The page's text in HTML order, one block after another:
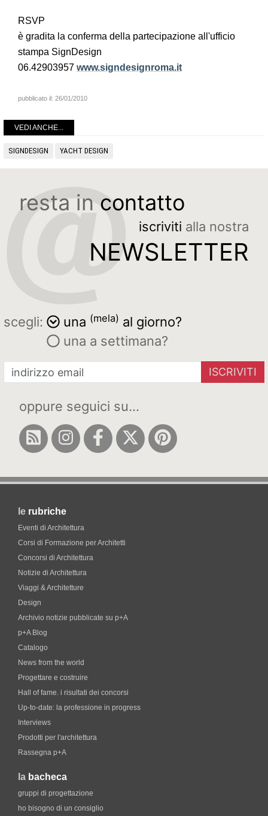
RSVP
è gradita la conferma della partecipazione all'ufficio
stampa SignDesign
06.42903957 www.signdesignroma.it
pubblicato il: 26/01/2010
VEDI ANCHE...
SIGNDESIGN YACHT DESIGN
resta in contatto
iscriviti alla nostra
NEWSLETTER
scegli: una (mela) al giorno?
una a settimana?
ISCRIVITI
oppure seguici su...
le rubriche
Eventi di Architettura
Corsi di Formazione per Architetti
Concorsi di Architettura
Notizie di Architettura
Viaggi & Architetture
Design
Archivio notizie pubblicate su p+A
p+A Blog
Catalogo
News from the world
Progettare e costruire
Hall of fame. i risultati dei concorsi
Up-to-date: la professione in progress
Interviews
Prodotti per l'architettura
Rassegna p+A
la bacheca
gruppi di progettazione
ho bisogno di un consiglio